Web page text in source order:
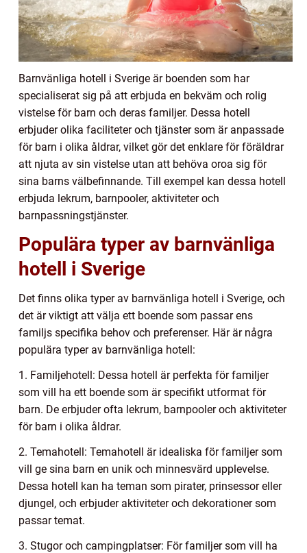
Barnvänliga hotell i Sverige är boenden som har
specialiserat sig på att erbjuda en bekväm och rolig
vistelse för barn och deras familjer. Dessa hotell
erbjuder olika faciliteter och tjänster som är anpassade
för barn i olika åldrar, vilket gör det enklare för föräldrar
att njuta av sin vistelse utan att behöva oroa sig för
sina barns välbefinnande. Till exempel kan dessa hotell
erbjuda lekrum, barnpooler, aktiviteter och
barnpassningstjänster.
Populära typer av barnvänliga
hotell i Sverige
Det finns olika typer av barnvänliga hotell i Sverige, och
det är viktigt att välja ett boende som passar ens
familjs specifika behov och preferenser. Här är några
populära typer av barnvänliga hotell:
1. Familjehotell: Dessa hotell är perfekta för familjer
som vill ha ett boende som är specifikt utformat för
barn. De erbjuder ofta lekrum, barnpooler och aktiviteter
för barn i olika åldrar.
2. Temahotell: Temahotell är idealiska för familjer som
vill ge sina barn en unik och minnesvärd upplevelse.
Dessa hotell kan ha teman som pirater, prinsessor eller
djungel, och erbjuder aktiviteter och dekorationer som
passar temat.
3. Stugor och campingplatser: För familjer som vill ha